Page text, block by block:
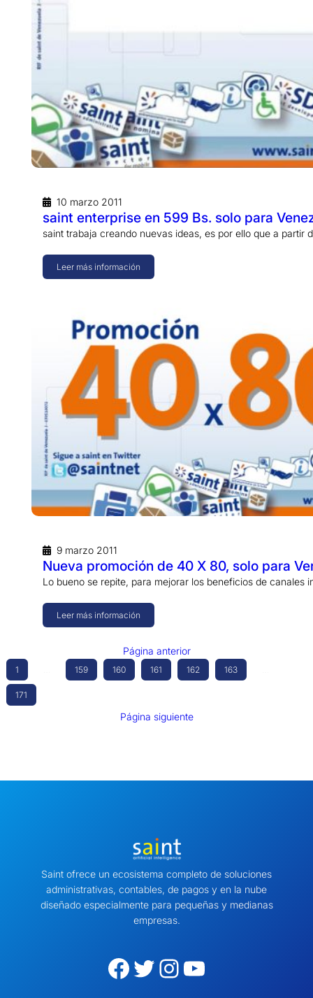
10 marzo 2011
saint enterprise en 599 Bs. solo para
saint trabaja creando nuevas ideas, es por ello que a partir
Leer más información
9 marzo 2011
Nueva promoción de 40 X 80, solo para
Lo bueno se repite, para mejorar los beneficios de canales
Leer más información
Página anterior
1 159 160 161 162 163
171
Página siguiente
Saint ofrece un ecosistema completo de soluciones
administrativas, contables, de pagos y en la nube
diseñado especialmente para pequeñas y medianas
empresas.
Facebook Twitter Instagram YouTube